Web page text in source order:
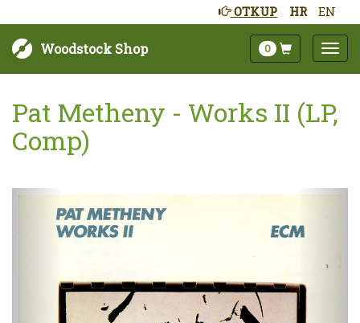
HR EN
OTKUP
Woodstock Shop 0
Pat Metheny - Works II (LP,
Comp)
Sljedeće